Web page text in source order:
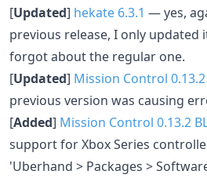
[Updated] hekate 6.3.1 — yes,
previous release, I only updated
forgot about the regular one.
[Updated] Mission Control 0.13.2
previous version was causing
[Added] Mission Control 0.13.2
support for Xbox Series
'Uberhand > Packages >